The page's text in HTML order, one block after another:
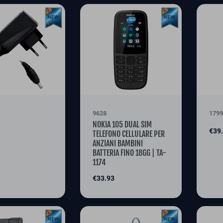
9628
NOKIA 105 DUAL SIM
TELEFONO CELLULARE PER
ANZIANI BAMBINI
BATTERIA FINO 18GG | TA-
1174
Price
€33.93